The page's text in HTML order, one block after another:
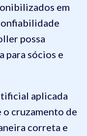
em
possa
para sócios e
aplicada
o cruzamento de
correta e